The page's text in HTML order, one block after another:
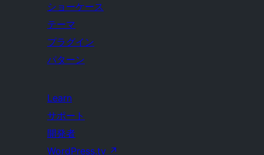
ショーケース
テーマ
プラグイン
パターン
Learn
サポート
開発者
WordPress.tv ↗